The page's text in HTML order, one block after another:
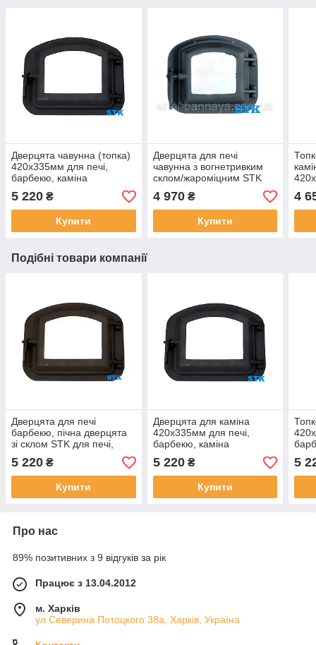
Дверцята чавунна (топка)
420х335мм для печі,
барбекю, каміна
5 220 ₴
Купити
Дверцята для печі
чавунна з вогнетривким
склом/жароміцним STK
340х300мм для печі,
барбекю, каміна
4 970₴
Купити
4
Подібні товари компанії
Дверцята для печі
барбекю, пічна дверцята
зі склом STK для печі,
5 220 ₴
Купити
Дверцята для каміна
420х335мм для печі,
барбекю, каміна
5 220₴
Купити
5
Про нас
89% позитивних з 9 відгуків за рік
Працює з 13.04.2012
м. Харків
ул Северина Потоцкого 38а, Харків, Україна